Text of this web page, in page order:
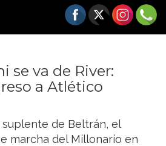
se va de River:
a Atlético
de Beltrán, el
marcha del Millonario en